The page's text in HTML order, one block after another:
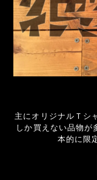
主にオリジナルＴシ
しか買えない品物が
本的に限